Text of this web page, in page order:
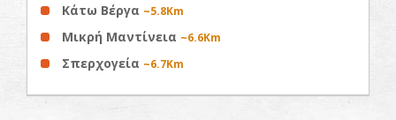
Κάτω Βέργα ~5.8Km
Μικρή Μαντίνεια ~6.6Km
Σπερχογεία ~6.7Km